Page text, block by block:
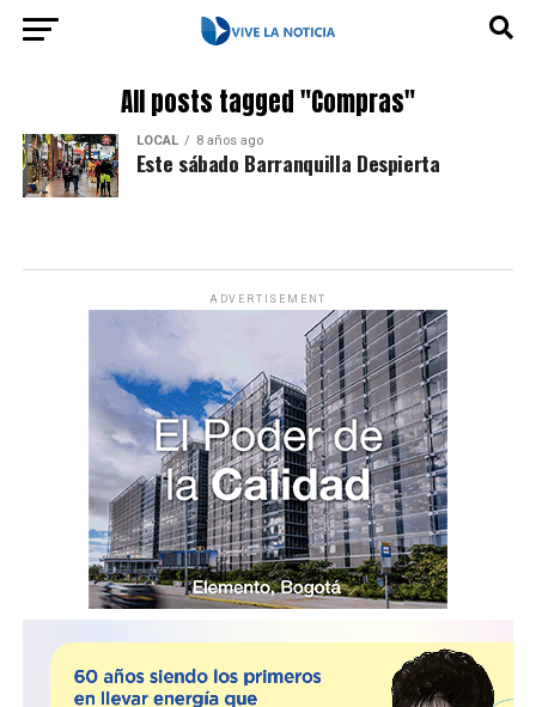
All posts tagged "Compras"
LOCAL 8 años ago
Este sábado Barranquilla Despierta
ADVERTISEMENT